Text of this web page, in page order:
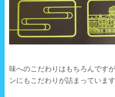
味へのこだわりはもちろんです
ンにもこだわりが詰まっています